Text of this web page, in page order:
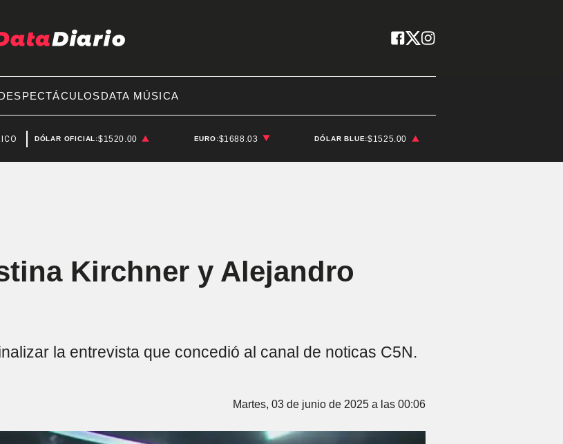
ESPECTÁCULOSDATA MÚSICA
DÓLAR OFICIAL:$1520.00 EURO:$1688.03 DÓLAR BLUE:$1525.00
Kirchner y Alejandro
la entrevista que concedió al canal de noticas C5N.
Martes, 03 de junio de 2025 a las 00:06